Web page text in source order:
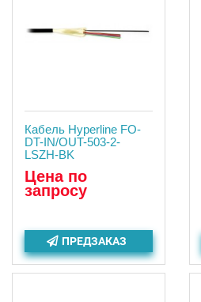
Кабель Hyperline FO-
DT-IN/OUT-503-2-
LSZH-BK
Цена по
запросу
ПРЕДЗАКАЗ